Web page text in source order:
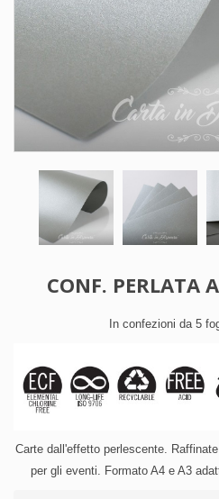
CONF. PERLATA
In confezioni da 5
Carte dall'effetto perlescente.
per gli eventi. Formato A4 e A3